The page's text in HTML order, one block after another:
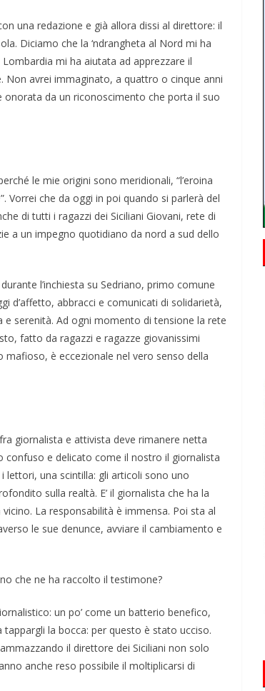
una redazio­ne e già allora dissi al direttore: il
Diciamo che la ‘ndrangheta al Nord mi ha
mi ha aiutata ad ap­prezzare il
avrei immaginato, a quattro o cinque anni
onorata da un riconoscimento che porta il suo
le mie origini sono meridionali, “l’eroina
Vorrei che da oggi in poi quando si parlerà del
di tutti i ragazzi dei Siciliani Giovani, rete di
a un impegno quotidiano da nord a sud dello
l’inchiesta su Sedriano, primo comune
d’affetto, abbracci e comunicati di solidarietà,
serenità. Ad ogni momento di tensione la rete
fatto da ragazzi e ragazze giovanissi­mi
è eccezionale nel vero senso del­la
giornalista e attivista deve rimanere netta
confuso e delicato come il nostro il giornalista
lettori, una scintilla: gli articoli sono uno
sul­la realtà. E’ il giornalista che ha la
La responsabi­lità è immensa. Poi sta al
le sue denunce, av­viare il cambiamento e
che ne ha raccolto il testimone?
un po’ come un batterio benefico,
la bocca: per que­sto è stato ucciso.
il direttore dei Siciliani non solo
anche reso possibile il moltiplicarsi di